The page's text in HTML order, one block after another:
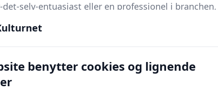
selv-entuasiast eller en professionel i
eller gulvlist, er en vigtig komponent i
æstetisk funktion ved at skabe en flydende
De beskytter kanterne på gulvbelægningen
benytter cookies og lignende